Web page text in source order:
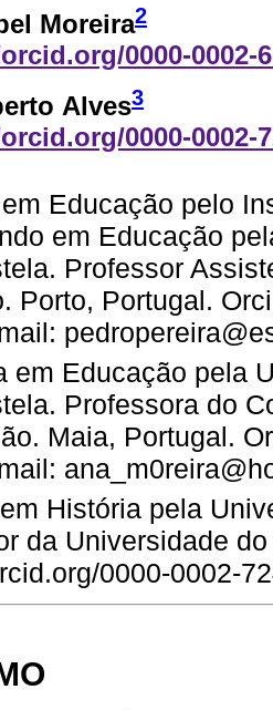
Moreira2
0000-0002-
Alves3
0000-0002-
Educação pelo
em Educação
Professor
Porto, Portugal.
em Educação pela
Professora do
Maia, Portugal.
História pela
da Universidade
0000-0002-